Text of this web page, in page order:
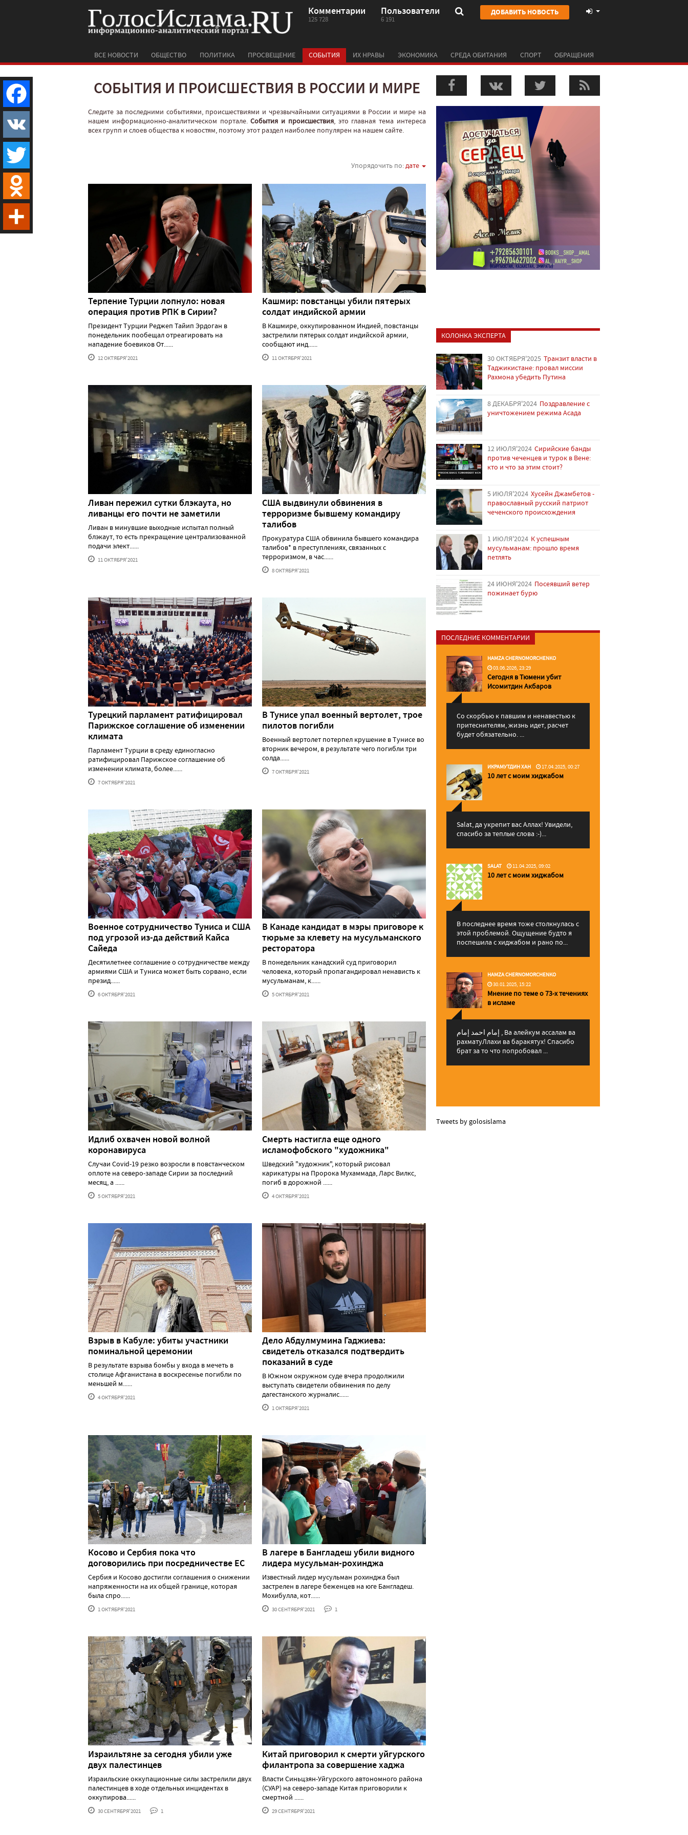
Комментарии
125 728
Пользователи
6 191
ДОБАВИТЬ НОВОСТЬ
ВСЕ НОВОСТИ ОБЩЕСТВО ПОЛИТИКА ПРОСВЕЩЕНИЕ СОБЫТИЯ ИХ НРАВЫ ЭКОНОМИКА СРЕДА ОБИТАНИЯ СПОРТ ОБРАЩЕНИЯ
СОБЫТИЯ И ПРОИСШЕСТВИЯ В РОССИИ И МИРЕ
Следите за последними событиями, происшествиями и чрезвычайными ситуациями в России и мире на
нашем информационно-аналитическом портале.События и происшествия, это главная тема интереса
всех групп и слоев общества к новостям, поэтому этот раздел наиболее популярен на нашем сайте.
Упорядочить по:дате
Терпение Турции лопнуло: новая
операция против РПК в Сирии?
Президент Турции Реджеп Тайип Эрдоган в
понедельник пообещал отреагировать на
нападение боевиков От......
12 ОКТЯБРЯ'2021
Кашмир: повстанцы убили пятерых
солдат индийской армии
В Кашмире, оккупированном Индией, повстанцы
застрелили пятерых солдат индийской армии,
сообщают инд......
11 ОКТЯБРЯ'2021
Ливан пережил сутки блэкаута, но
ливанцы его почти не заметили
Ливан в минувшие выходные испытал полный
блэкаут, то есть прекращение централизованной
подачи элект......
11 ОКТЯБРЯ'2021
США выдвинули обвинения в
терроризме бывшему командиру
талибов
Прокуратура США обвинила бывшего командира
талибов* в преступлениях, связанных с
терроризмом, в час......
8 ОКТЯБРЯ'2021
Турецкий парламент ратифицировал
Парижское соглашение об изменении
климата
Парламент Турции в среду единогласно
ратифицировал Парижское соглашение об
изменении климата, более......
7 ОКТЯБРЯ'2021
В Тунисе упал военный вертолет, трое
пилотов погибли
Военный вертолет потерпел крушение в Тунисе во
вторник вечером, в результате чего погибли три
солда......
7 ОКТЯБРЯ'2021
Военное сотрудничество Туниса и США
под угрозой из-да действий Кайса
Сайеда
Десятилетнее соглашение о сотрудничестве между
армиями США и Туниса может быть сорвано, если
презид......
6 ОКТЯБРЯ'2021
В Канаде кандидат в мэры приговоре к
тюрьме за клевету на мусульманского
ресторатора
В понедельник канадский суд приговорил
человека, который пропагандировал ненависть к
мусульманам, к......
5 ОКТЯБРЯ'2021
Идлиб охвачен новой волной
коронавируса
Случаи Covid-19 резко возросли в повстанческом
оплоте на северо-западе Сирии за последний
месяц, а ......
5 ОКТЯБРЯ'2021
Смерть настигла еще одного
исламофобского "художника"
Шведский "художник", который рисовал
карикатуры на Пророка Мухаммада, Ларс Вилкс,
погиб в дорожной ......
4 ОКТЯБРЯ'2021
Взрыв в Кабуле: убиты участники
поминальной церемонии
В результате взрыва бомбы у входа в мечеть в
столице Афганистана в воскресенье погибли по
меньшей м......
4 ОКТЯБРЯ'2021
Дело Абдулмумина Гаджиева:
свидетель отказался подтвердить
показаний в суде
В Южном окружном суде вчера продолжили
выступать свидетели обвинения по делу
дагестанского журналис......
1 ОКТЯБРЯ'2021
Косово и Сербия пока что
договорились при посредничестве ЕС
Сербия и Косово достигли соглашения о снижении
напряженности на их общей границе, которая
была спро......
1 ОКТЯБРЯ'2021
В лагере в Бангладеш убили видного
лидера мусульман-рохинджа
Известный лидер мусульман рохинджа был
застрелен в лагере беженцев на юге Бангладеш.
Мохибулла, кот......
30 СЕНТЯБРЯ'2021 1
Израильтяне за сегодня убили уже
двух палестинцев
Израильские оккупационные силы застрелили двух
палестинцев в ходе отдельных инцидентах в
оккупирова......
30 СЕНТЯБРЯ'2021 1
Китай приговорил к смерти уйгурского
филантропа за совершение хаджа
Власти Синьцзян-Уйгурского автономного района
(СУАР) на северо-западе Китая приговорили к
смертной ......
29 СЕНТЯБРЯ'2021
КОЛОНКА ЭКСПЕРТА
30 ОКТЯБРЯ'2025 Транзит власти в
Таджикистане: провал миссии
Рахмона убедить Путина
8 ДЕКАБРЯ'2024 Поздравление с
уничтожением режима Асада
12 ИЮЛЯ'2024 Сирийские банды
против чеченцев и турок в Вене:
кто и что за этим стоит?
5 ИЮЛЯ'2024 Хусейн Джамбетов -
православный русский патриот
чеченского происхождения
1 ИЮЛЯ'2024 К успешным
мусульманам: прошло время
петлять
24 ИЮНЯ'2024 Посеявший ветер
пожинает бурю
ПОСЛЕДНИЕ КОММЕНТАРИИ
HAMZA CHERNOMORCHENKO
03.06.2026, 23:29
Сегодня в Тюмени убит
Исомитдин Акбаров
Со скорбью к павшим и ненавестью к
притеснителям, жизнь идет, расчет
будет обязательно. ...
ИКРАМУТДИН ХАН 17.04.2025, 00:27
10 лет с моим хиджабом
Salat, да укрепит вас Аллаx! Увидели,
спасибо за теплые слова :-)...
SALAT 11.04.2025, 09:02
10 лет с моим хиджабом
В последнее время тоже столкнулась с
этой проблемой. Ощущение будто я
поспешила с хиджабом и рано по...
HAMZA CHERNOMORCHENKO
30.01.2025, 15:22
Мнение по теме о 73-х течениях
в исламе
إمام احمد إمام , Ва алейкум ассалам ва
рахматуЛлахи ва баракятух! Спасибо
брат за то что попробовал ...
Tweets by golosislama
Facebook
VK
Twitter
Odnoklassniki